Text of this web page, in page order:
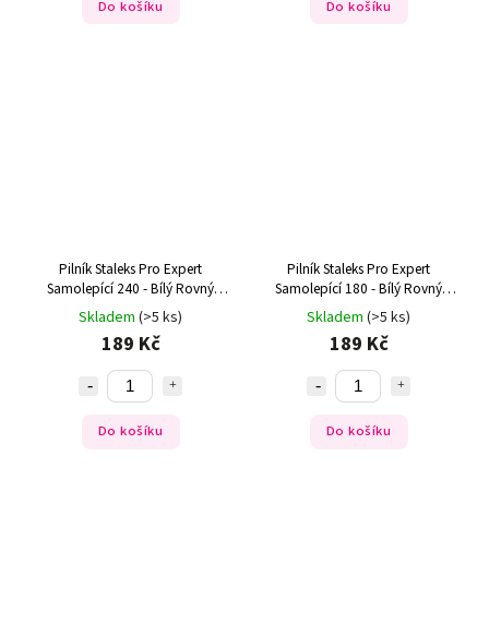
Do košíku Do košíku
Pilník Staleks Pro Expert
Samolepící 240 - Bílý Rovný
(30ks)
Skladem (>5 ks)
189 Kč
Do košíku
Pilník Staleks Pro Expert
Samolepící 180 - Bílý Rovný
(30ks)
Skladem (>5 ks)
189 Kč
Do košíku